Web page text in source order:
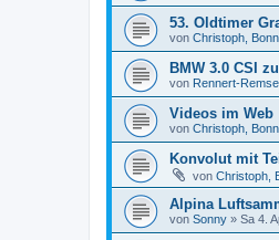
53. Oldtimer
von Christoph, Bonn
BMW 3.0 CSI
von Rennert-
Videos im Web
von Christoph, Bonn
Konvolut mit
von Christoph,
Alpina
von Sonny » Sa 4.